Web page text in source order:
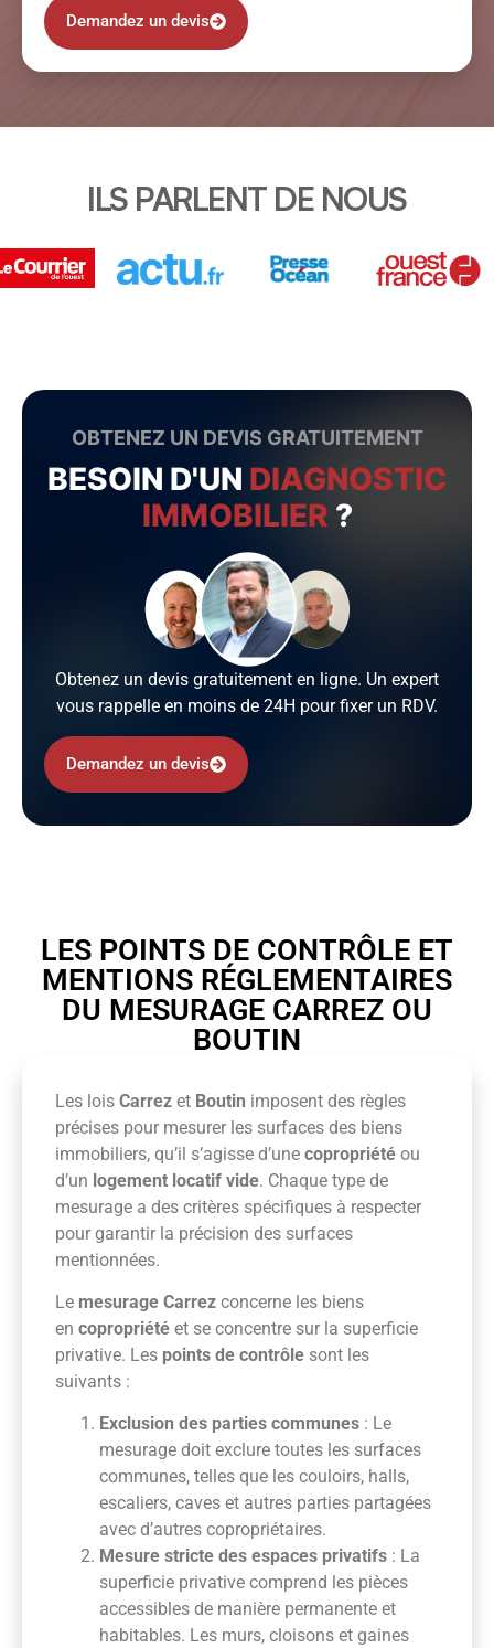
Demandez un devis
ILS PARLENT DE NOUS
OBTENEZ UN DEVIS GRATUITEMENT
BESOIN D'UN DIAGNOSTIC
IMMOBILIER ?
Obtenez un devis gratuitement en ligne. Un expert
vous rappelle en moins de 24H pour fixer un RDV.
Demandez un devis
LES POINTS DE CONTRÔLE ET
MENTIONS RÉGLEMENTAIRES
DU MESURAGE CARREZ OU
BOUTIN
Les lois Carrez et Boutin imposent des règles
précises pour mesurer les surfaces des biens
immobiliers, qu’il s’agisse d’une copropriété ou
d’un logement locatif vide. Chaque type de
mesurage a des critères spécifiques à respecter
pour garantir la précision des surfaces
mentionnées.
Le mesurage Carrez concerne les biens
en copropriété et se concentre sur la superficie
privative. Les points de contrôle sont les
suivants :
Exclusion des parties communes : Le
mesurage doit exclure toutes les surfaces
communes, telles que les couloirs, halls,
escaliers, caves et autres parties partagées
avec d’autres copropriétaires.
Mesure stricte des espaces privatifs : La
superficie privative comprend les pièces
accessibles de manière permanente et
habitables. Les murs, cloisons et gaines